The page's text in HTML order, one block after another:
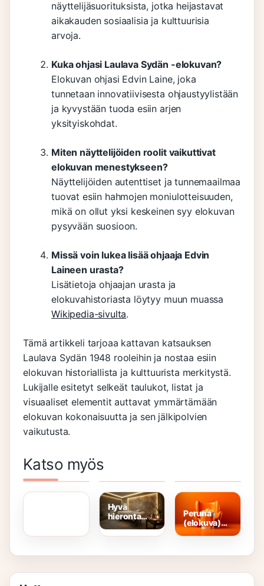
näyttelijäsuorituksista, jotka heijastavat
aikakauden sosiaalisia ja kulttuurisia
arvoja.
Kuka ohjasi Laulava Sydän -elokuvan?
Elokuvan ohjasi Edvin Laine, joka
tunnetaan innovatiivisesta ohjaustyylistään
ja kyvystään tuoda esiin arjen
yksityiskohdat.
Miten näyttelijöiden roolit vaikuttivat
elokuvan menestykseen?
Näyttelijöiden autenttiset ja tunnemaailmaa
tuovat esiin hahmojen moniulotteisuuden,
mikä on ollut yksi keskeinen syy elokuvan
pysyvään suosioon.
Missä voin lukea lisää ohjaaja Edvin
Laineen urasta?
Lisätietoja ohjaajan urasta ja
elokuvahistoriasta löytyy muun muassa
Wikipedia-sivulta.
Tämä artikkeli tarjoaa kattavan katsauksen
Laulava Sydän 1948 rooleihin ja nostaa esiin
elokuvan historiallista ja kulttuurista merkitystä.
Lukijalle esitetyt selkeät taulukot, listat ja
visuaaliset elementit auttavat ymmärtämään
elokuvan kokonaisuutta ja sen jälkipolvien
vaikutusta.
Katso myös
Efter Nio
Rooleissa
Pieni
Merenneito
Hyvä
hieronta
sinulle –
Rentouttava,
Valinta
Peruna
(elokuva)
Rooleissa